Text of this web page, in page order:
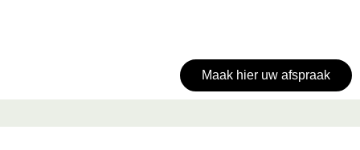
Maak hier uw afspraak